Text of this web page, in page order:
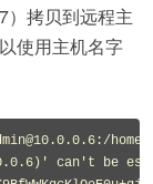
）拷贝到远程主
使用主机名字
home/
can't be